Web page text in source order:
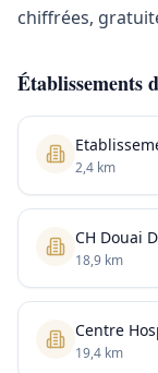
chiffrées,
Établissements
2,4 km
CH Douai
18,9 km
Centre
19,4 km